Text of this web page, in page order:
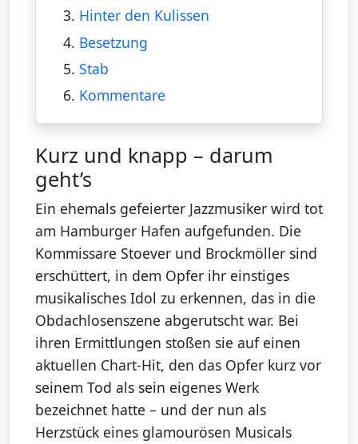
3. Hinter den Kulissen
4. Besetzung
5. Stab
6. Kommentare
Kurz und knapp – darum
geht’s
Ein ehemals gefeierter Jazzmusiker wird tot
am Hamburger Hafen aufgefunden. Die
Kommissare Stoever und Brockmöller sind
erschüttert, in dem Opfer ihr einstiges
musikalisches Idol zu erkennen, das in die
Obdachlosenszene abgerutscht war. Bei
ihren Ermittlungen stoßen sie auf einen
aktuellen Chart-Hit, den das Opfer kurz vor
seinem Tod als sein eigenes Werk
bezeichnet hatte – und der nun als
Herzstück eines glamourösen Musicals